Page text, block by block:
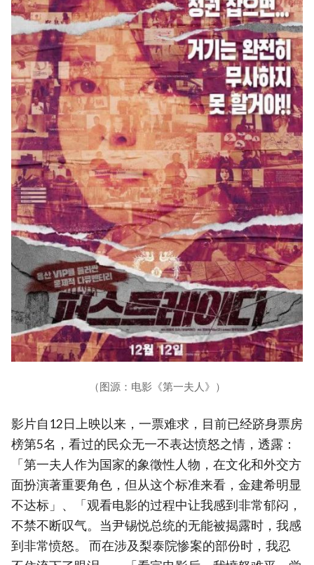
（图源：电影《第一夫人》）
影片自12日上映以来，一票难求，目前已经跻身票房
榜第5名，看过的民众无一不表达愤怒之情，透露：
「第一夫人作为国家的象徵性人物，在文化和外交方
面扮演著重要角色，但从这个标准来看，金建希明显
不达标」、「观看电影的过程中让我感到非常郁闷，
不禁不断叹气。当尹锡悦总统的无能被揭露时，我感
到非常愤怒。 而在涉及梨泰院惨案的部份时，我忍